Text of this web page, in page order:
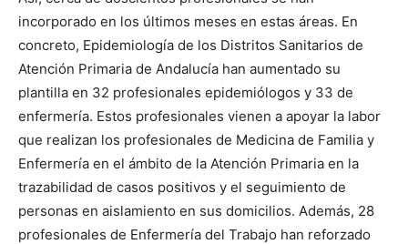
incorporado en los últimos meses en estas áreas. En
concreto, Epidemiología de los Distritos Sanitarios de
Atención Primaria de Andalucía han aumentado su
plantilla en 32 profesionales epidemiólogos y 33 de
enfermería. Estos profesionales vienen a apoyar la labor
que realizan los profesionales de Medicina de Familia y
Enfermería en el ámbito de la Atención Primaria en la
trazabilidad de casos positivos y el seguimiento de
personas en aislamiento en sus domicilios. Además, 28
profesionales de Enfermería del Trabajo han reforzado